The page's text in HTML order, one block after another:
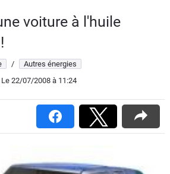
voiture à l'huile
/
Autres énergies
Le 22/07/2008 à 11:24